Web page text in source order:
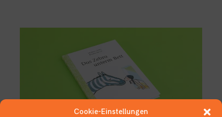
Cookie-Einstellungen